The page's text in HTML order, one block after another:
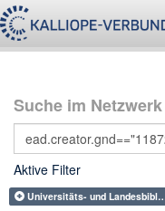
Suche im Netzwerk
Aktive Filter
Universitäts- und